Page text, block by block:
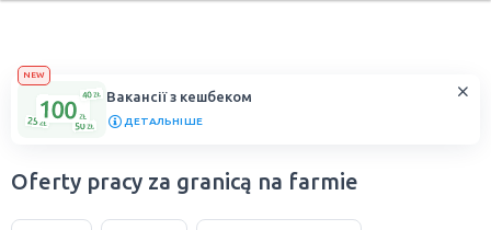
NEW
Вакансії з кешбеком
ДЕТАЛЬНІШЕ
Oferty pracy za granicą na farmie